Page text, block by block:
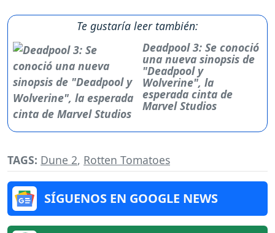
Te gustaría leer también:
Deadpool 3: Se conoció
una nueva sinopsis de
"Deadpool y
Wolverine", la
esperada cinta de
Marvel Studios
TAGS: Dune 2, Rotten Tomatoes
SÍGUENOS EN GOOGLE NEWS